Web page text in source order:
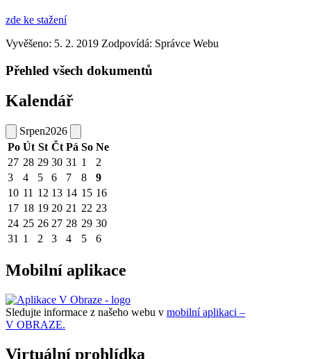
zde ke stažení
Vyvěšeno: 5. 2. 2019 Zodpovídá: Správce Webu
Přehled všech dokumentů
Kalendář
Srpen2026
Po Út St Čt Pá So Ne
27 28 29 30 31 1
2
3
4 5 6 7 8
9
10 11 12 13 14 15 16
17 18 19 20 21 22 23
24 25 26 27 28 29 30
31 1 2 3 4 5 6
Mobilní aplikace
Sledujte informace z našeho webu v mobilní aplikaci –
V OBRAZE.
Virtuální prohlídka